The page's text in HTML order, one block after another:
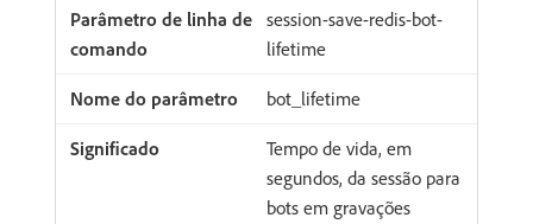
session-save-redis-bot-
lifetime
bot_lifetime
Tempo de vida, em
segundos, da sessão para
bots em gravações